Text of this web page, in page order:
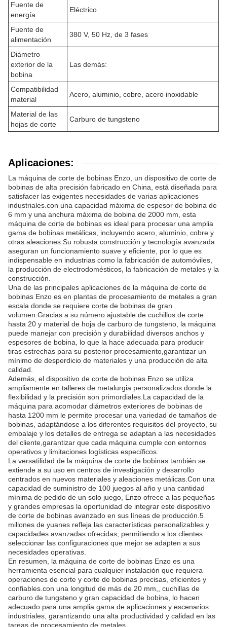
Fuente de
energía
Eléctrico
Fuente de
alimentación
380 V, 50 Hz, de 3 fases
Diámetro
exterior de la
bobina
Las demás:
Compatibilidad
material
Acero, aluminio, cobre, acero inoxidable
Material de las
hojas de corte
Carburo de tungsteno
Aplicaciones:
La máquina de corte de bobinas Enzo, un dispositivo de corte de
bobinas de alta precisión fabricado en China, está diseñada para
satisfacer las exigentes necesidades de varias aplicaciones
industriales.con una capacidad máxima de espesor de bobina de
6 mm y una anchura máxima de bobina de 2000 mm, esta
máquina de corte de bobinas es ideal para procesar una amplia
gama de bobinas metálicas, incluyendo acero, aluminio, cobre y
otras aleaciones.Su robusta construcción y tecnología avanzada
aseguran un funcionamiento suave y eficiente, por lo que es
indispensable en industrias como la fabricación de automóviles,
la producción de electrodomésticos, la fabricación de metales y la
construcción.
Una de las principales aplicaciones de la máquina de corte de
bobinas Enzo es en plantas de procesamiento de metales a gran
escala donde se requiere corte de bobinas de gran
volumen.Gracias a su número ajustable de cuchillos de corte
hasta 20 y material de hoja de carburo de tungsteno, la máquina
puede manejar con precisión y durabilidad diversos anchos y
espesores de bobina, lo que la hace adecuada para producir
tiras estrechas para su posterior procesamiento,garantizar un
mínimo de desperdicio de materiales y una producción de alta
calidad.
Además, el dispositivo de corte de bobinas Enzo se utiliza
ampliamente en talleres de metalurgia personalizados donde la
flexibilidad y la precisión son primordiales.La capacidad de la
máquina para acomodar diámetros exteriores de bobinas de
hasta 1200 mm le permite procesar una variedad de tamaños de
bobinas, adaptándose a los diferentes requisitos del proyecto, su
embalaje y los detalles de entrega se adaptan a las necesidades
del cliente,garantizar que cada máquina cumple con entornos
operativos y limitaciones logísticas específicos.
La versatilidad de la máquina de corte de bobinas también se
extiende a su uso en centros de investigación y desarrollo
centrados en nuevos materiales y aleaciones metálicas.Con una
capacidad de suministro de 100 juegos al año y una cantidad
mínima de pedido de un solo juego, Enzo ofrece a las pequeñas
y grandes empresas la oportunidad de integrar este dispositivo
de corte de bobinas avanzado en sus líneas de producción.5
millones de yuanes refleja las características personalizables y
capacidades avanzadas ofrecidas, permitiendo a los clientes
seleccionar las configuraciones que mejor se adapten a sus
necesidades operativas.
En resumen, la máquina de corte de bobinas Enzo es una
herramienta esencial para cualquier instalación que requiera
operaciones de corte y corte de bobinas precisas, eficientes y
confiables.con una longitud de más de 20 mm,, cuchillas de
carburo de tungsteno y gran capacidad de bobina, lo hacen
adecuado para una amplia gama de aplicaciones y escenarios
industriales, garantizando una alta productividad y calidad en las
tareas de procesamiento de metales.